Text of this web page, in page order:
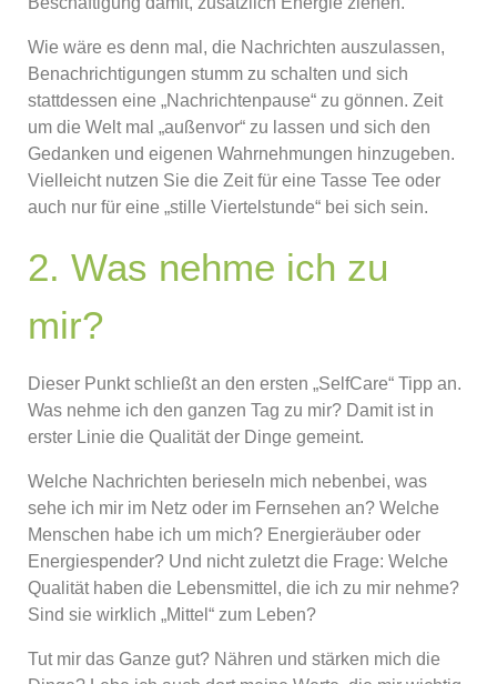
Wie wäre es denn mal, die Nachrichten auszulassen,
Benachrichtigungen stumm zu schalten und sich
stattdessen eine „Nachrichtenpause“ zu gönnen. Zeit
um die Welt mal „außenvor“ zu lassen und sich den
Gedanken und eigenen Wahrnehmungen hinzugeben.
Vielleicht nutzen Sie die Zeit für eine Tasse Tee oder
auch nur für eine „stille Viertelstunde“ bei sich sein.
2. Was nehme ich zu
mir?
Dieser Punkt schließt an den ersten „SelfCare“ Tipp an.
Was nehme ich den ganzen Tag zu mir? Damit ist in
erster Linie die Qualität der Dinge gemeint.
Welche Nachrichten berieseln mich nebenbei, was
sehe ich mir im Netz oder im Fernsehen an? Welche
Menschen habe ich um mich? Energieräuber oder
Energiespender? Und nicht zuletzt die Frage: Welche
Qualität haben die Lebensmittel, die ich zu mir nehme?
Sind sie wirklich „Mittel“ zum Leben?
Tut mir das Ganze gut? Nähren und stärken mich die